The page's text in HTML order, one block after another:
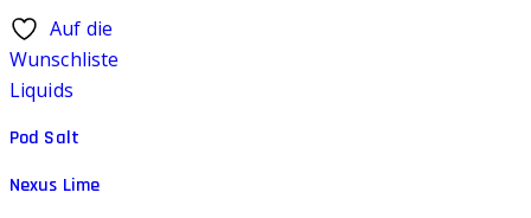
Auf die
Wunschliste
Liquids
Pod Salt
Nexus Lime